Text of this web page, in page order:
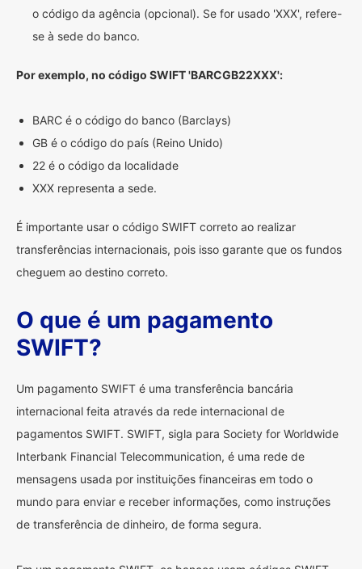
o código da agência (opcional). Se for usado 'XXX', refere-
se à sede do banco.
Por exemplo, no código SWIFT 'BARCGB22XXX':
BARC é o código do banco (Barclays)
GB é o código do país (Reino Unido)
22 é o código da localidade
XXX representa a sede.
É importante usar o código SWIFT correto ao realizar
transferências internacionais, pois isso garante que os fundos
cheguem ao destino correto.
O que é um pagamento
SWIFT?
Um pagamento SWIFT é uma transferência bancária
internacional feita através da rede internacional de
pagamentos SWIFT. SWIFT, sigla para Society for Worldwide
Interbank Financial Telecommunication, é uma rede de
mensagens usada por instituições financeiras em todo o
mundo para enviar e receber informações, como instruções
de transferência de dinheiro, de forma segura.